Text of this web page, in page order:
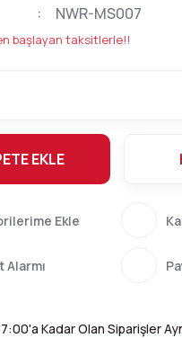
NWR-MS007
başlayan taksitlerle!!
EKLE
Alarmı
Kadar Olan Siparişler